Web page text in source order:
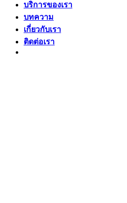
บริการของเรา
บทความ
เกี่ยวกับเรา
ติดต่อเรา